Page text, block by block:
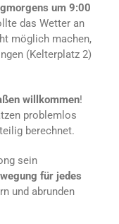
um 9:00
das Wetter an
möglich machen,
(Kelterplatz 2)
willkommen!
problemlos
berechnet.
sein
für jedes
und abrunden